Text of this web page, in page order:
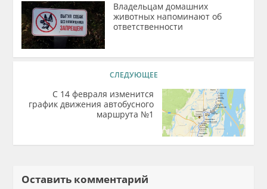
Владельцам домашних
животных напоминают об
ответственности
СЛЕДУЮЩЕЕ
С 14 февраля изменится
график движения автобусного
маршрута №1
Оставить комментарий